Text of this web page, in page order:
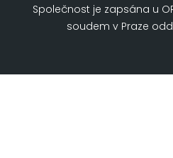
Společnost je zapsána u
soudem v Praze